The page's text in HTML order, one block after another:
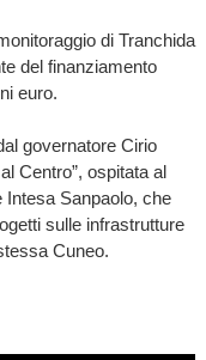
di Tranchida
del finanziamento
euro.
governatore Cirio
Centro”, ospitata al
Intesa Sanpaolo, che
sulle infrastrutture
Cuneo.